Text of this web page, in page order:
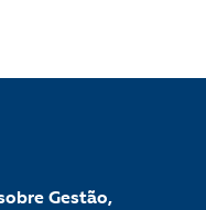
Gestão,